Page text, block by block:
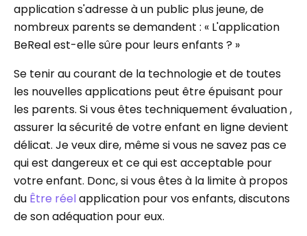
application s'adresse à un public plus jeune, de
nombreux parents se demandent : « L'application
BeReal est-elle sûre pour leurs enfants ? »
Se tenir au courant de la technologie et de toutes
les nouvelles applications peut être épuisant pour
les parents. Si vous êtes techniquement évaluation ,
assurer la sécurité de votre enfant en ligne devient
délicat. Je veux dire, même si vous ne savez pas ce
qui est dangereux et ce qui est acceptable pour
votre enfant. Donc, si vous êtes à la limite à propos
du Être réelapplication pour vos enfants, discutons
de son adéquation pour eux.